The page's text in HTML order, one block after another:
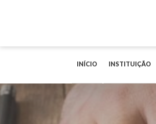
INÍCIO INSTITUIÇÃO